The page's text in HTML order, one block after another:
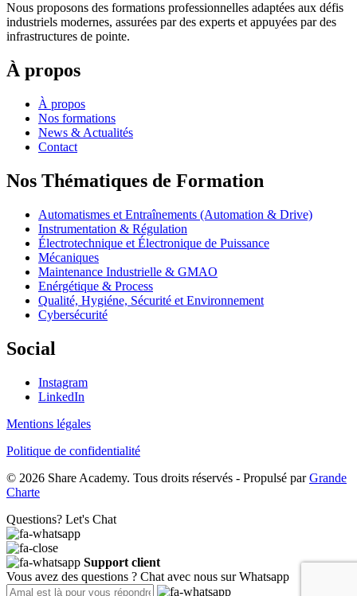
Nous proposons des formations professionnelles adaptées aux défis
industriels modernes, assurées par des experts et appuyées par des
infrastructures de pointe.
À propos
À propos
Nos formations
News & Actualités
Contact
Nos Thématiques de Formation
Automatismes et Entraînements (Automation & Drive)
Instrumentation & Régulation
Électrotechnique et Électronique de Puissance
Mécaniques
Maintenance Industrielle & GMAO
Enérgétique & Process
Qualité, Hygiéne, Sécurité et Environnement
Cybersécurité
Social
Instagram
LinkedIn
Mentions légales
Politique de confidentialité
© 2026 Share Academy. Tous droits réservés - Propulsé parGrande
Charte
Questions? Let's Chat
Support client
Vous avez des questions ? Chat avec nous sur Whatsapp